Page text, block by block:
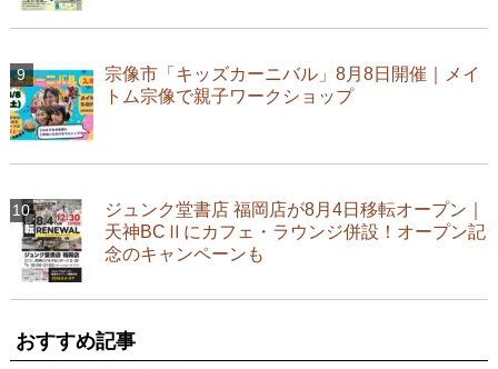
宗像市「キッズカーニバル」8月8日開催｜メイ
トム宗像で親子ワークショップ
ジュンク堂書店 福岡店が8月4日移転オープン｜
天神BCⅡにカフェ・ラウンジ併設！オープン記
念のキャンペーンも
おすすめ記事